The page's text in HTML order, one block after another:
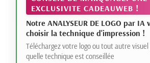
EXCLUSIVITE CADEAUWEB !
Notre ANALYSEUR DE LOGO par IA
choisir la technique d'impression !
Téléchargez votre logo ou tout autre
quelle technique est conseillée